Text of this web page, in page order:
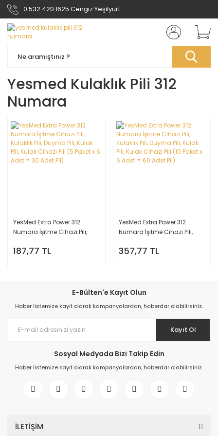
0 532 420 1625 Cengiz Yeşilyurt
Yesmed Kulaklık Pili 312
Numara
YesMed Extra Power 312
Numara İşitme Cihazı Pili,
Pili, Kulak Cihazı Pili (5 Paket x
187,77 TL
YesMed Extra Power 312
Numara İşitme Cihazı Pili,
Pili, Kulak Cihazı Pili (10 Paket x
357,77 TL
E-Bülten'e Kayıt Olun
Haber listemize kayıt olarak kampanyalardan, haberdar olabilirsiniz.
Kayıt Ol
Sosyal Medyada Bizi Takip Edin
Haber listemize kayıt olarak kampanyalardan, haberdar olabilirsiniz.
İLETİŞİM